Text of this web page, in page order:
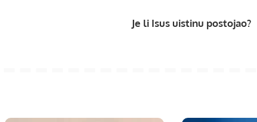
Je li Isus uistinu postojao?